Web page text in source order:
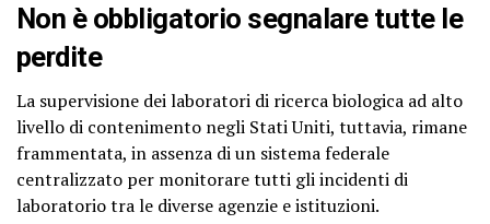
Non è obbligatorio segnalare tutte le
perdite
La supervisione dei laboratori di ricerca biologica ad alto
livello di contenimento negli Stati Uniti, tuttavia, rimane
frammentata, in assenza di un sistema federale
centralizzato per monitorare tutti gli incidenti di
laboratorio tra le diverse agenzie e istituzioni.